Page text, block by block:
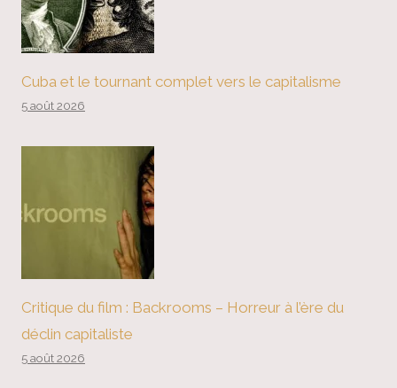
Cuba et le tournant complet vers le capitalisme
5 août 2026
Critique du film : Backrooms – Horreur à l’ère du
déclin capitaliste
5 août 2026